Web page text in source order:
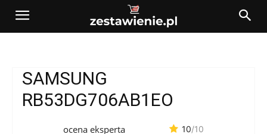
SAMSUNG
RB53DG706AB1EO
ocena eksperta 10/10